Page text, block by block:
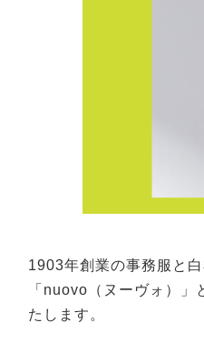
1903年創業の事務服と
「nuovo（ヌーヴォ）
たします。